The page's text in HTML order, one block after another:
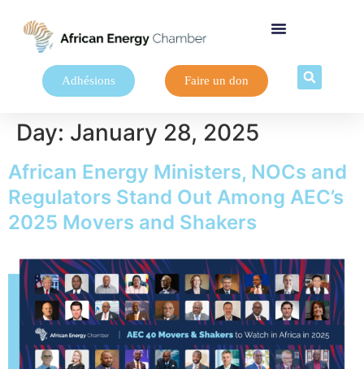
Adhésions Faire un don
Day: January 28, 2025
African Energy Ministers, NOCs and
Regulators Stand Out Among AEC’s
2025 Movers and Shakers